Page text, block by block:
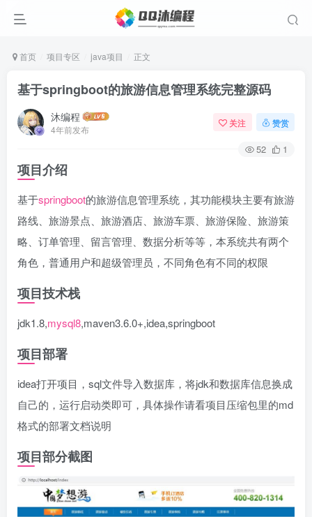
首页 项目专区 java项目 正文
基于springboot的旅游信息管理系统完整源码
沐编程
4年前发布
关注 赞赏
52 1
项目介绍
基于springboot的旅游信息管理系统，其功能模块主要有旅游
路线、旅游景点、旅游酒店、旅游车票、旅游保险、旅游策
略、订单管理、留言管理、数据分析等等，本系统共有两个
角色，普通用户和超级管理员，不同角色有不同的权限
项目技术栈
jdk1.8,mysql8,maven3.6.0+,idea,springboot
项目部署
idea打开项目，sql文件导入数据库，将jdk和数据库信息换成
自己的，运行启动类即可，具体操作请看项目压缩包里的md
格式的部署文档说明
项目部分截图